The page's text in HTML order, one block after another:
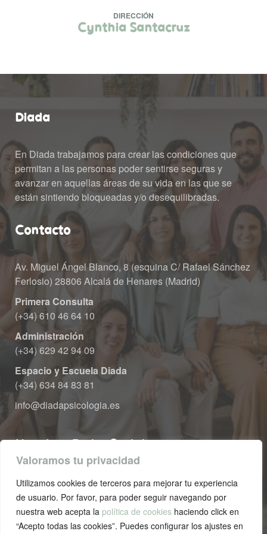
Valoramos tu privacidad
Utilizamos cookies de terceros para mejorar tu experiencia
de usuario. Por favor, para poder seguir navegando por
nuestra web acepta la política de cookie haciendo click en
“Acepto todas las cookies”. Puedes configurar los ajustes en
DIRECCIÓN
Cynthia Santacruz
Diada
En Diada trabajamos para crear las condiciones que
permitan a las personas poder sentirse seguras y
avanzar en aquellas áreas de su vida en las que se
están sintiendo bloqueadas y/o desequilibradas.
Contacto
Av. Miguel Ángel Blanco, 8 (esquina C/ Rafael Sánchez
Ferlosio) 28806 Alcalá de Henares (Madrid)
Primera Consulta
(+34) 610 46 64 10
Administración
(+34) 629 42 94 09
Espacio y Escuela Diada
(+34) 634 84 83 81
info@diadapsicologia.e
Nuestras Redes Sociale